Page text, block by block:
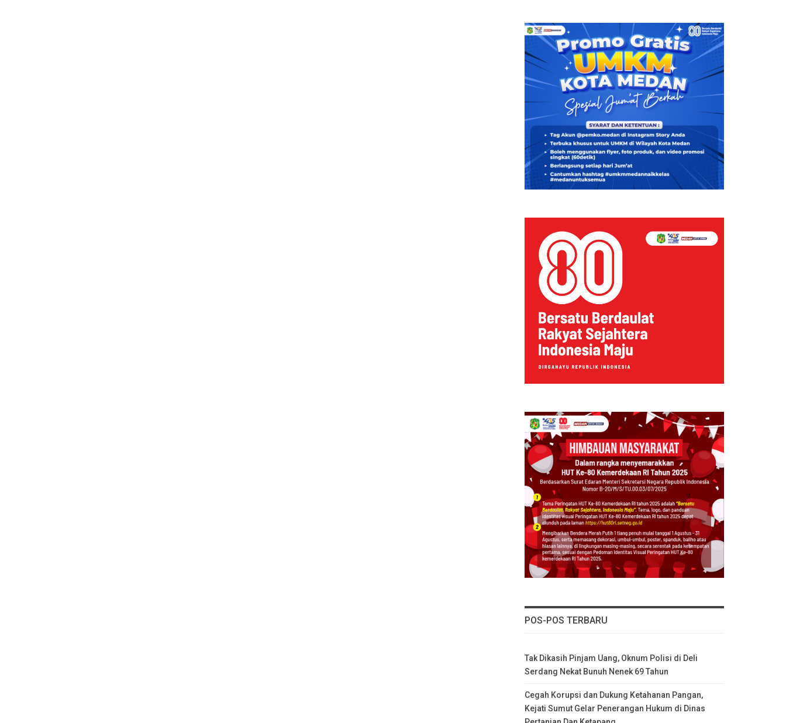
POS-POS TERBARU
Tak Dikasih Pinjam Uang, Oknum Polisi di Deli
Serdang Nekat Bunuh Nenek 69 Tahun
Cegah Korupsi dan Dukung Ketahanan Pangan,
Kejati Sumut Gelar Penerangan Hukum di Dinas